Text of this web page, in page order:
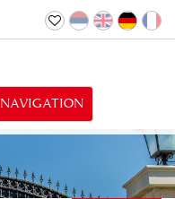
NAVIGATION